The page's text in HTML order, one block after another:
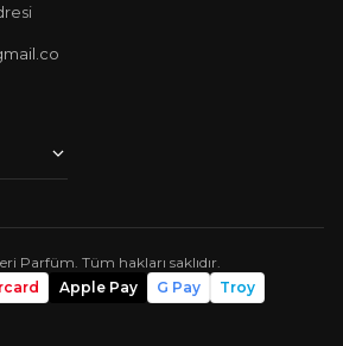
Parfüm. Tüm hakları saklıdır.
Apple Pay G Pay Troy